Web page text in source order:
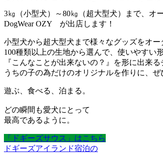
3㎏（小型犬）～80㎏（超大型犬）まで、オ
DogWear OZY が出店します！
小型犬から超大型犬まで様々なグッズをオー
100種類以上の生地から選んで、使いやすい
『こんなことが出来ないの？』を形に出来る
うちの子の為だけのオリジナルを作りに、
遊ぶ、食べる、泊まる。
どの瞬間も愛犬にとって
最高であるように。
「ドギーズサウス」はこちら
ドギーズアイランド宿泊の